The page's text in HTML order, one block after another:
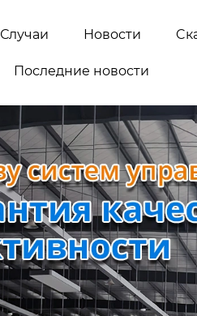
Случаи Новости
Последние новости